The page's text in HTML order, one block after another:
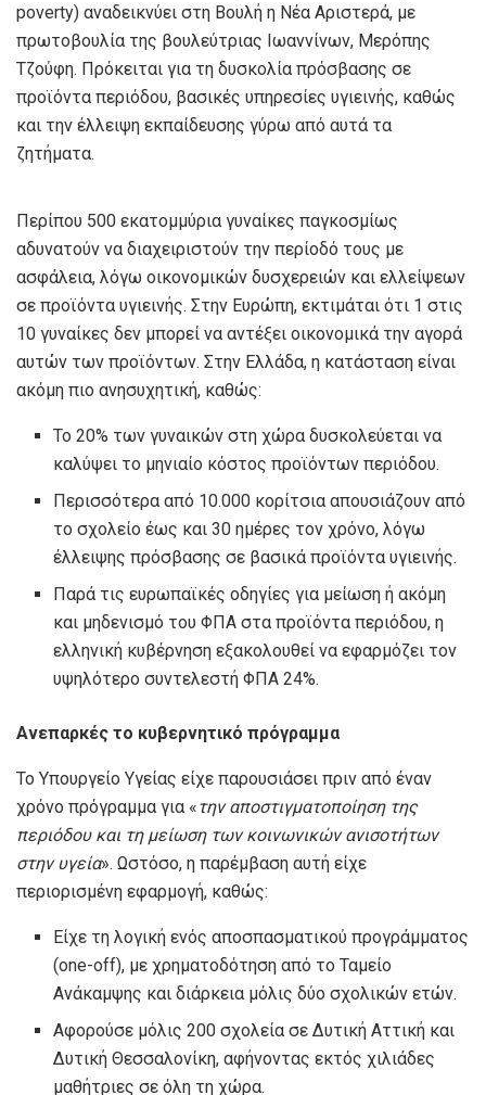
poverty) αναδεικνύει στη Βουλή η Νέα Αριστερά, με
πρωτοβουλία της βουλεύτριας Ιωαννίνων, Μερόπης
Τζούφη. Πρόκειται για τη δυσκολία πρόσβασης σε
προϊόντα περιόδου, βασικές υπηρεσίες υγιεινής, καθώς
και την έλλειψη εκπαίδευσης γύρω από αυτά τα
ζητήματα.
Περίπου 500 εκατομμύρια γυναίκες παγκοσμίως
αδυνατούν να διαχειριστούν την περίοδό τους με
ασφάλεια, λόγω οικονομικών δυσχερειών και ελλείψεων
σε προϊόντα υγιεινής. Στην Ευρώπη, εκτιμάται ότι 1 στις
10 γυναίκες δεν μπορεί να αντέξει οικονομικά την αγορά
αυτών των προϊόντων. Στην Ελλάδα, η κατάσταση είναι
ακόμη πιο ανησυχητική, καθώς:
Το 20% των γυναικών στη χώρα δυσκολεύεται να
καλύψει το μηνιαίο κόστος προϊόντων περιόδου.
Περισσότερα από 10.000 κορίτσια απουσιάζουν από
το σχολείο έως και 30 ημέρες τον χρόνο, λόγω
έλλειψης πρόσβασης σε βασικά προϊόντα υγιεινής.
Παρά τις ευρωπαϊκές οδηγίες για μείωση ή ακόμη
και μηδενισμό του ΦΠΑ στα προϊόντα περιόδου, η
ελληνική κυβέρνηση εξακολουθεί να εφαρμόζει τον
υψηλότερο συντελεστή ΦΠΑ 24%.
Ανεπαρκές το κυβερνητικό πρόγραμμα
Το Υπουργείο Υγείας είχε παρουσιάσει πριν από έναν
χρόνο πρόγραμμα για «την αποστιγματοποίηση της
περιόδου και τη μείωση των κοινωνικών ανισοτήτων
στην υγεία». Ωστόσο, η παρέμβαση αυτή είχε
περιορισμένη εφαρμογή, καθώς:
Είχε τη λογική ενός αποσπασματικού προγράμματος
(one-off), με χρηματοδότηση από το Ταμείο
Ανάκαμψης και διάρκεια μόλις δύο σχολικών ετών.
Αφορούσε μόλις 200 σχολεία σε Δυτική Αττική και
Δυτική Θεσσαλονίκη, αφήνοντας εκτός χιλιάδες
μαθήτριες σε όλη τη χώρα.